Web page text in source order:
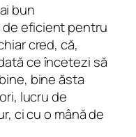
bun
de eficient pentru
cred, că,
ce încetezi să
bineăsta
lucru de
ci cu o mână de